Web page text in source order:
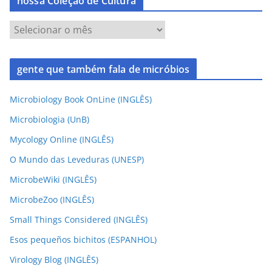
gente que também fala de micróbios
Microbiology Book OnLine (INGLÊS)
Microbiologia (UnB)
Mycology Online (INGLÊS)
O Mundo das Leveduras (UNESP)
MicrobeWiki (INGLÊS)
MicrobeZoo (INGLÊS)
Small Things Considered (INGLÊS)
Esos pequeños bichitos (ESPANHOL)
Virology Blog (INGLÊS)